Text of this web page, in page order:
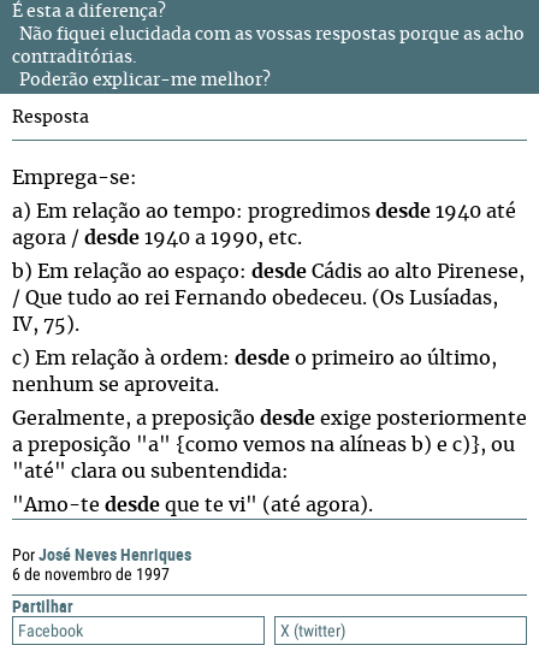
É esta a diferença?
Não fiquei elucidada com as vossas respostas porque as acho
contraditórias.
Poderão explicar-me melhor?
PorJosé Neves Henriques
6 de novembro de 1997
Partilhar
Facebook
X (twitter)
Resposta
Emprega-se:
a) Em relação ao tempo: progredimos desde 1940 até
agora / desde 1940 a 1990, etc.
b) Em relação ao espaço: desde Cádis ao alto Pirenese,
/ Que tudo ao rei Fernando obedeceu. (Os Lusíadas,
IV, 75).
c) Em relação à ordem: desde o primeiro ao último,
nenhum se aproveita.
Geralmente, a preposição desde exige posteriormente
a preposição "a" {como vemos na alíneas b) e c)}, ou
"até" clara ou subentendida:
"Amo-te desde que te vi" (até agora).